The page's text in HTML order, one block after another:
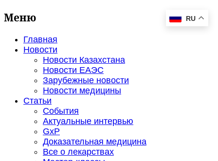
Меню
Главная
Новости
Новости Казахстана
Новости ЕАЭС
Зарубежные новости
Новости медицины
Статьи
События
Актуальные интервью
GxP
Доказательная медицина
Все о лекарствах
RU